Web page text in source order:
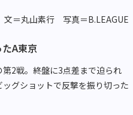
文＝丸山素行 写真＝B.LEAGUE
A東京
2戦。終盤に3点差まで迫られ
グショットで反撃を振り切った